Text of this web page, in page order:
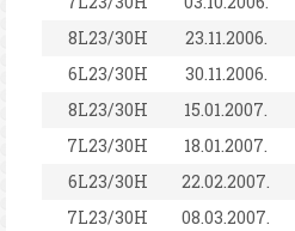
8L23/30H
23.11.2006.
6L23/30H
30.11.2006.
8L23/30H
15.01.2007.
7L23/30H
18.01.2007.
6L23/30H
22.02.2007.
7L23/30H
08.03.2007.